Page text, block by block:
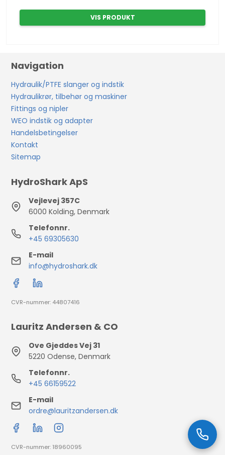
VIS PRODUKT
Navigation
Hydraulik/PTFE slanger og indstik
Hydraulikrør, tilbehør og maskiner
Fittings og nipler
WEO indstik og adapter
Handelsbetingelser
Kontakt
Sitemap
HydroShark ApS
Vejlevej 357C
6000 Kolding, Denmark
Telefonnr.
+45 69305630
E-mail
info@hydroshark.dk
CVR-nummer: 44807416
Lauritz Andersen & CO
Ove Gjeddes Vej 31
5220 Odense, Denmark
Telefonnr.
+45 66159522
E-mail
ordre@lauritzandersen.dk
CVR-nummer: 18960095